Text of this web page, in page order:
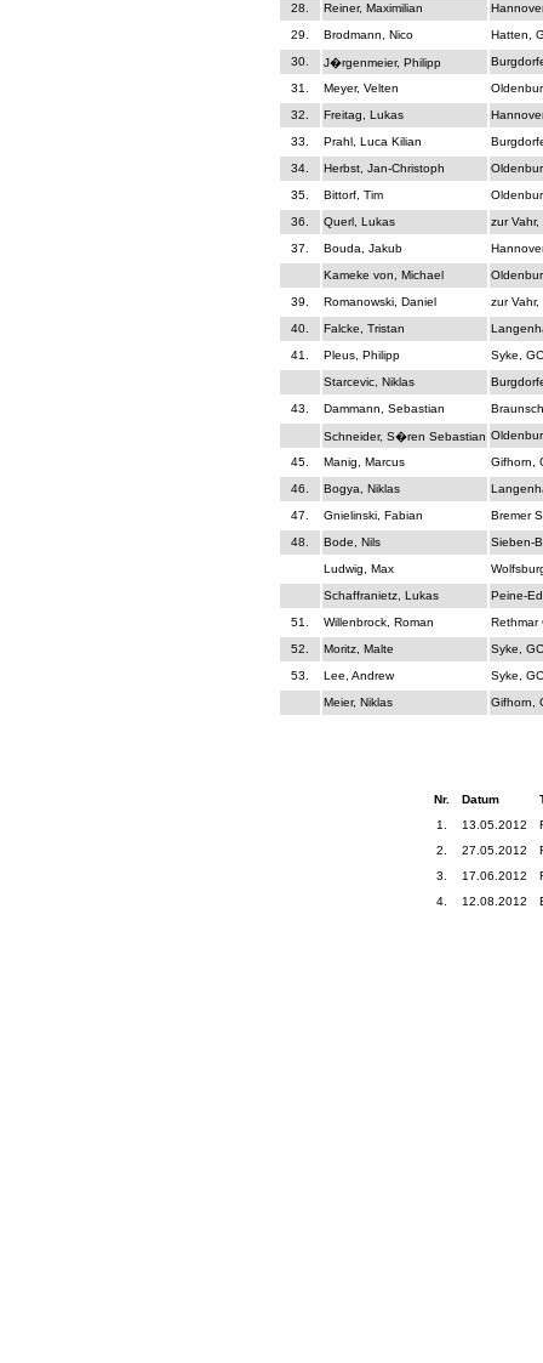
28.
Reiner, Maximilian
29.
Brodmann, Nico
Hatten,
30.
J�rgenmeier, Philipp
31.
Meyer, Velten
32.
Freitag, Lukas
33.
Prahl, Luca Kilian
34.
Herbst, Jan-Christoph
35.
Bittorf, Tim
36.
Querl, Lukas
zur Vahr,
37.
Bouda, Jakub
Kameke von, Michael
39.
Romanowski, Daniel
zur Vahr,
40.
Falcke, Tristan
41.
Pleus, Philipp
Syke, GC
Starcevic, Niklas
43.
Dammann, Sebastian
Schneider, S�ren Sebastian
45.
Manig, Marcus
Gifhorn,
46.
Bogya, Niklas
47.
Gnielinski, Fabian
Bremer
48.
Bode, Nils
Sieben-
Ludwig, Max
Schaffranietz, Lukas
Peine-
51.
Willenbrock, Roman
Rethmar
52.
Moritz, Malte
Syke, GC
53.
Lee, Andrew
Syke, GC
Meier, Niklas
Gifhorn,
Nr. Datum
1.
13.05.2012
2.
27.05.2012
3.
17.06.2012
4.
12.08.2012